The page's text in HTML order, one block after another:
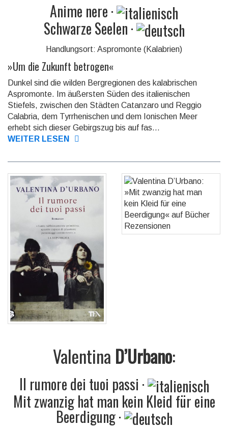
Anime nere·
Schwarze Seelen·
Handlungsort: Aspromonte (Kalabrien)
»Um die Zukunft betrogen«
Dunkel sind die wilden Bergregionen des kalabrischen
Aspromonte. Im äußersten Süden des italie­nischen
Stiefels, zwischen den Städten Catan­zaro und Reggio
Calabria, dem Tyrrhe­nischen und dem Ionischen Meer
erhebt sich dieser Gebirgs­zug bis auf fas...
WEITER LESEN
Valentina D’Urbano:
Il rumore dei tuoi passi ·
Mit zwanzig hat man kein Kleid für eine
Beerdigung·